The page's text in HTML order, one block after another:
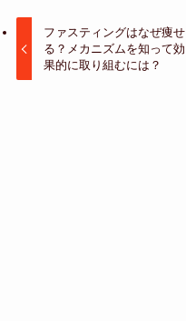
ファスティングはなぜ痩せ
る？メカニズムを知って効
果的に取り組むには？